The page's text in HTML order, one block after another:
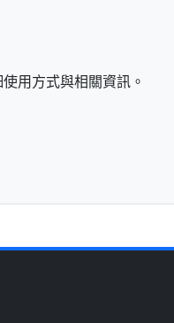
用方式與相關資訊。